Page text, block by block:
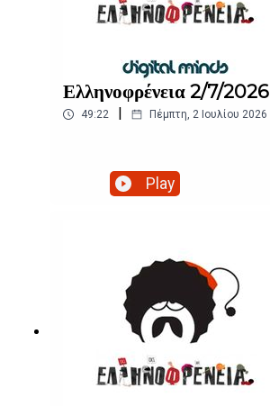
Ελληνοφρένεια 2/7/2026
49:22 Πέμπτη, 2 Ιουλίου 2026
Play